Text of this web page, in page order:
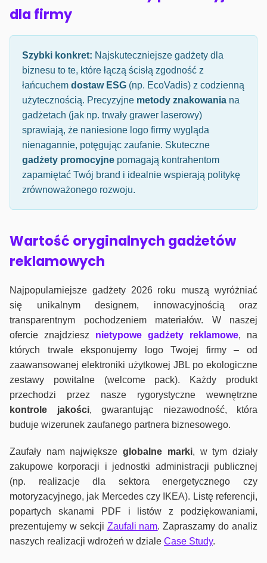
dla firmy
Szybki konkret: Najskuteczniejsze gadżety dla
biznesu to te, które łączą ścisłą zgodność z
łańcuchem dostaw ESG (np. EcoVadis) z codzienną
użytecznością. Precyzyjne metody znakowania na
gadżetach (jak np. trwały grawer laserowy)
sprawiają, że naniesione logo firmy wygląda
nienagannie, potęgując zaufanie. Skuteczne
gadżety promocyjne pomagają kontrahentom
zapamiętać Twój brand i idealnie wspierają politykę
zrównoważonego rozwoju.
Wartość oryginalnych gadżetów
reklamowych
Najpopularniejsze gadżety 2026 roku muszą wyróżniać
się unikalnym designem, innowacyjnością oraz
transparentnym pochodzeniem materiałów. W naszej
ofercie znajdziesz nietypowe gadżety reklamowe, na
których trwale eksponujemy logo Twojej firmy – od
zaawansowanej elektroniki użytkowej JBL po ekologiczne
zestawy powitalne (welcome pack). Każdy produkt
przechodzi przez nasze rygorystyczne wewnętrzne
kontrole jakości, gwarantując niezawodność, która
buduje wizerunek zaufanego partnera biznesowego.
Zaufały nam największeglobalne marki, w tym działy
zakupowe korporacji i jednostki administracji publicznej
(np. realizacje dla sektora energetycznego czy
motoryzacyjnego, jak Mercedes czy IKEA). Listę referencji,
popartych skanami PDF i listów z podziękowaniami,
prezentujemy w sekcji Zaufali nam. Zapraszamy do analiz
naszych realizacji wdrożeń w dziale Case Study.